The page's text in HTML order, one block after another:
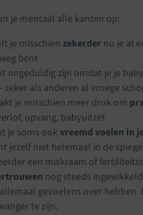
je mentaal alle kanten op:
je misschien zekerder nu je al
bent
ongeduldig zijn omdat je je
zeker als anderen al vroege
je misschien meer druk om
opvang, babyuitzet
je soms ookvreemd voelen in
jezelf niet helemaal in de
een miskraam of
nog steeds
gevoelens over hebben.
te zijn.